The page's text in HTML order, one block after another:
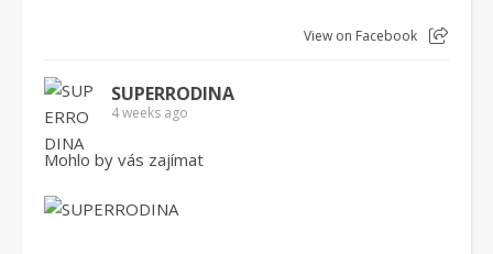
View on Facebook
SUPERRODINA
4 weeks ago
Mohlo by vás zajímat